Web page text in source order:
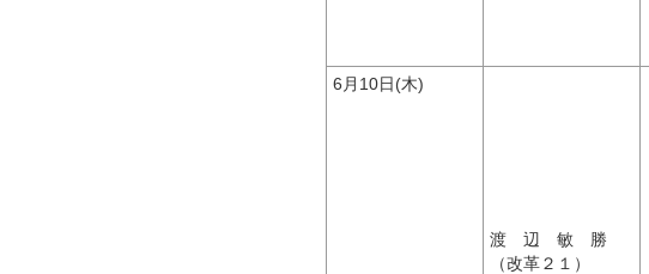
6月10日(木)
渡 辺 敏 勝
（改革２１）